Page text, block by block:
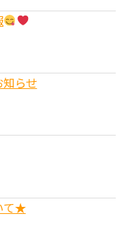
知らせ
て★